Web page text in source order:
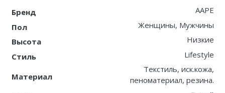
Бренд
AAPE
Пол
Женщины, Мужчины
Высота
Низкие
Стиль
Lifestyle
Материал
Текстиль, иск.кожа,
пеноматериал, резина.